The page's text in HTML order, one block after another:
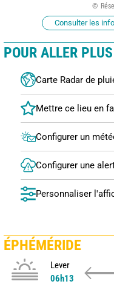
Consulter les
POUR ALLER
Carte Radar de
Configurer un
Configurer une
Personnaliser
ÉPHÉMÉRIDE
Lever
06h13